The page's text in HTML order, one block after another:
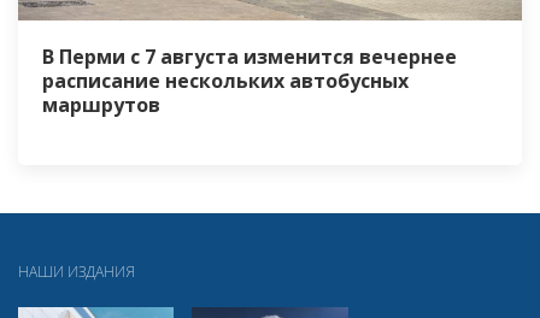
В Перми с 7 августа изменится вечернее
расписание нескольких автобусных
маршрутов
НАШИ ИЗДАНИЯ